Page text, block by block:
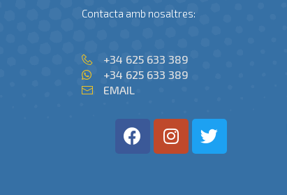
Contacta amb nosaltres:
+34 625 633 389
+34 625 633 389
EMAIL